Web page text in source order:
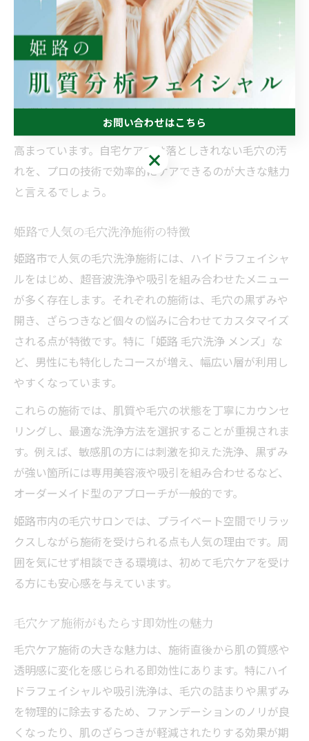
方におすすめです。ただし、敏感肌の方は施術前にカウ
ンセリングを受け、肌状態に合わせて施術内容を調整し
てもらうことが重要です。
姫路市では「姫路 ハイドラフェイシャル」や「毛穴 サロ
ン 姫路」といったキーワードで検索されることが多く、
専門サロンでのハイドラフェイシャル体験を求める声が
高まっています。自宅ケアでは落としきれない毛穴の汚
れを、プロの技術で効率的にケアできるのが大きな魅力
と言えるでしょう。
姫路で人気の毛穴洗浄施術の特徴
姫路市で人気の毛穴洗浄施術には、ハイドラフェイシャ
ルをはじめ、超音波洗浄や吸引を組み合わせたメニュー
が多く存在します。それぞれの施術は、毛穴の黒ずみや
開き、ざらつきなど個々の悩みに合わせてカスタマイズ
される点が特徴です。特に「姫路 毛穴洗浄 メンズ」な
ど、男性にも特化したコースが増え、幅広い層が利用し
やすくなっています。
これらの施術では、肌質や毛穴の状態を丁寧にカウンセ
リングし、最適な洗浄方法を選択することが重視されま
す。例えば、敏感肌の方には刺激を抑えた洗浄、黒ずみ
が強い箇所には専用美容液や吸引を組み合わせるなど、
オーダーメイド型のアプローチが一般的です。
姫路市内の毛穴サロンでは、プライベート空間でリラッ
クスしながら施術を受けられる点も人気の理由です。周
囲を気にせず相談できる環境は、初めて毛穴ケアを受け
る方にも安心感を与えています。
毛穴ケア施術がもたらす即効性の魅力
毛穴ケア施術の大きな魅力は、施術直後から肌の質感や
透明感に変化を感じられる即効性にあります。特にハイ
ドラフェイシャルや吸引洗浄は、毛穴の詰まりや黒ずみ
を物理的に除去するため、ファンデーションのノリが良
くなったり、肌のざらつきが軽減されたりする効果が期
お問い合わせはこちら
お問い合わせはこちら